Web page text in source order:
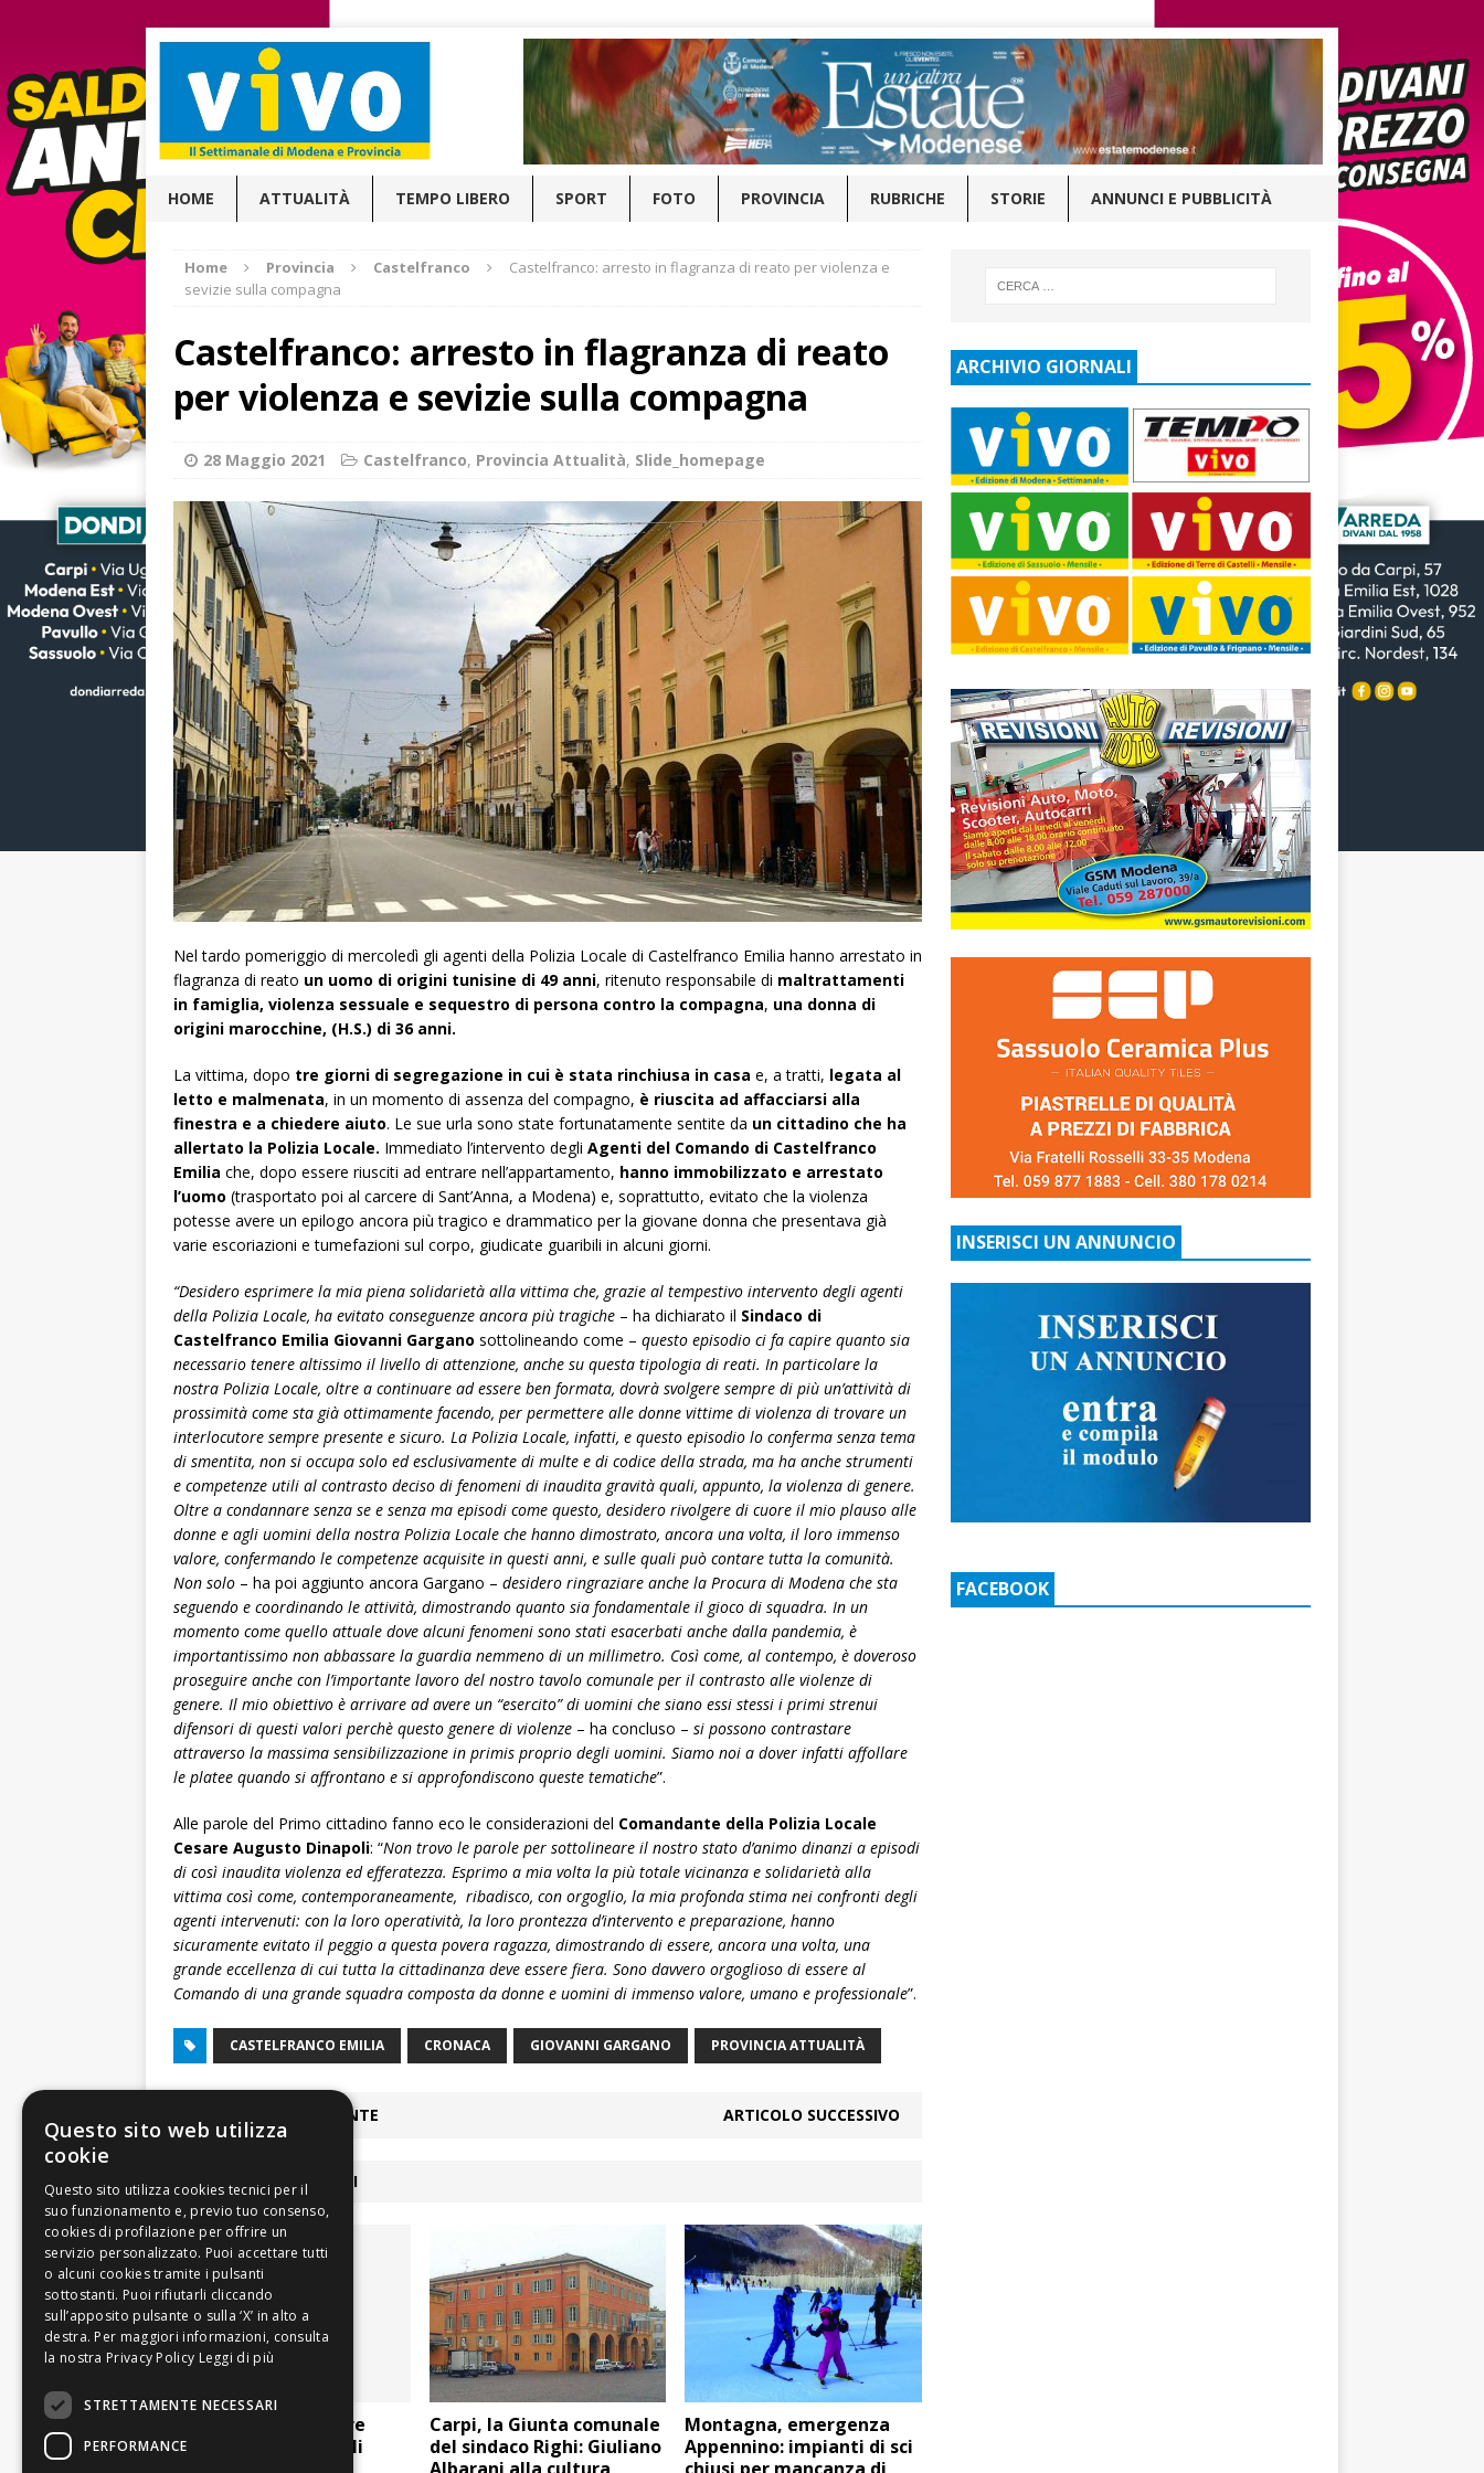
HOME ATTUALITÀ TEMPO LIBERO SPORT FOTO PROVINCIA RUBRICHE STORIE ANNUNCI E PUBBLICITÀ
Home Provincia Castelfranco
Castelfranco: arresto in flagranza di reato per violenza e
sevizie sulla compagna
Castelfranco: arresto in flagranza di reato
per violenza e sevizie sulla compagna
28 Maggio 2021 Castelfranco, Provincia Attualità, Slide_homepage
Nel tardo pomeriggio di mercoledì gli agenti della Polizia Locale di Castelfranco Emilia hanno arrestato in
flagranza di reato un uomo di origini tunisine di 49 anni, ritenuto responsabile di maltrattamenti
in famiglia, violenza sessuale e sequestro di persona contro la compagna, una donna di
origini marocchine, (H.S.) di 36 anni.
La vittima, dopo tre giorni di segregazione in cui è stata rinchiusa in casa e, a tratti, legata al
letto e malmenata, in un momento di assenza del compagno, è riuscita ad affacciarsi alla
finestra e a chiedere aiuto. Le sue urla sono state fortunatamente sentite da un cittadino che ha
allertato la Polizia Locale. Immediato l’intervento degli Agenti del Comando di Castelfranco
Emilia che, dopo essere riusciti ad entrare nell’appartamento, hanno immobilizzato e arrestato
l’uomo (trasportato poi al carcere di Sant’Anna, a Modena) e, soprattutto, evitato che la violenza
potesse avere un epilogo ancora più tragico e drammatico per la giovane donna che presentava già
varie escoriazioni e tumefazioni sul corpo, giudicate guaribili in alcuni giorni.
“Desidero esprimere la mia piena solidarietà alla vittima che, grazie al tempestivo intervento degli agenti
della Polizia Locale, ha evitato conseguenze ancora più tragiche – ha dichiarato il Sindaco di
Castelfranco Emilia Giovanni Gargano sottolineando come – questo episodio ci fa capire quanto sia
necessario tenere altissimo il livello di attenzione, anche su questa tipologia di reati. In particolare la
nostra Polizia Locale, oltre a continuare ad essere ben formata, dovrà svolgere sempre di più un’attività di
prossimità come sta già ottimamente facendo, per permettere alle donne vittime di violenza di trovare un
interlocutore sempre presente e sicuro. La Polizia Locale, infatti, e questo episodio lo conferma senza tema
di smentita, non si occupa solo ed esclusivamente di multe e di codice della strada, ma ha anche strumenti
e competenze utili al contrasto deciso di fenomeni di inaudita gravità quali, appunto, la violenza di genere.
Oltre a condannare senza se e senza ma episodi come questo, desidero rivolgere di cuore il mio plauso alle
donne e agli uomini della nostra Polizia Locale che hanno dimostrato, ancora una volta, il loro immenso
valore, confermando le competenze acquisite in questi anni, e sulle quali può contare tutta la comunità.
Non solo – ha poi aggiunto ancora Gargano – desidero ringraziare anche la Procura di Modena che sta
seguendo e coordinando le attività, dimostrando quanto sia fondamentale il gioco di squadra. In un
momento come quello attuale dove alcuni fenomeni sono stati esacerbati anche dalla pandemia, è
importantissimo non abbassare la guardia nemmeno di un millimetro. Così come, al contempo, è doveroso
proseguire anche con l’importante lavoro del nostro tavolo comunale per il contrasto alle violenze di
genere. Il mio obiettivo è arrivare ad avere un “esercito” di uomini che siano essi stessi i primi strenui
difensori di questi valori perchè questo genere di violenze – ha concluso – si possono contrastare
attraverso la massima sensibilizzazione in primis proprio degli uomini. Siamo noi a dover infatti affollare
le platee quando si affrontano e si approfondiscono queste tematiche”.
Alle parole del Primo cittadino fanno eco le considerazioni del Comandante della Polizia Locale
Cesare Augusto Dinapoli: “Non trovo le parole per sottolineare il nostro stato d’animo dinanzi a episodi
di così inaudita violenza ed efferatezza. Esprimo a mia volta la più totale vicinanza e solidarietà alla
vittima così come, contemporaneamente, ribadisco, con orgoglio, la mia profonda stima nei confronti degli
agenti intervenuti: con la loro operatività, la loro prontezza d’intervento e preparazione, hanno
sicuramente evitato il peggio a questa povera ragazza, dimostrando di essere, ancora una volta, una
grande eccellenza di cui tutta la cittadinanza deve essere fiera. Sono davvero orgoglioso di essere al
Comando di una grande squadra composta da donne e uomini di immenso valore, umano e professionale”.
CASTELFRANCO EMILIA CRONACA GIOVANNI GARGANO PROVINCIA ATTUALITÀ
ARTICOLO PRECEDENTE ARTICOLO SUCCESSIVO
ARTICOLI COLLEGATI
Sassuolo: ulteriori tre
milioni di euro per gli
Carpi, la Giunta comunale
del sindaco Righi: Giuliano
Montagna, emergenza
Appennino: impianti di sci
ARCHIVIO GIORNALI
INSERISCI UN ANNUNCIO
FACEBOOK
Questo sito web utilizza
cookie
Leggi di più
STRETTAMENTE NECESSARI
PERFORMANCE